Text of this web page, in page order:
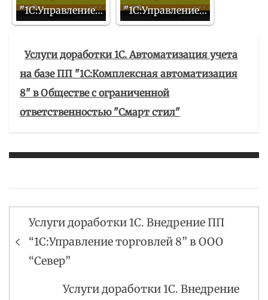
"1С:Управление…
"1С:Управление…
Услуги доработки 1С. Автоматизация учета
на базе ПП "1С:Комплексная автоматизация
8" в Обществе с ограниченной
ответственностью "Смарт стил"
Навигация
по
записям
Услуги доработки 1С. Внедрение ПП
“1С:Управление торговлей 8” в ООО
“Север”
Услуги доработки 1С. Внедрение